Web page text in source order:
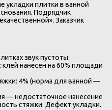
укладки плитки в ванной
Подрядчик
Заказчик
звук пустоты.
нанесен на 60% площади
4% (норма для ванной —
— недостаточное нанесение
стяжки. Дефект укладки.